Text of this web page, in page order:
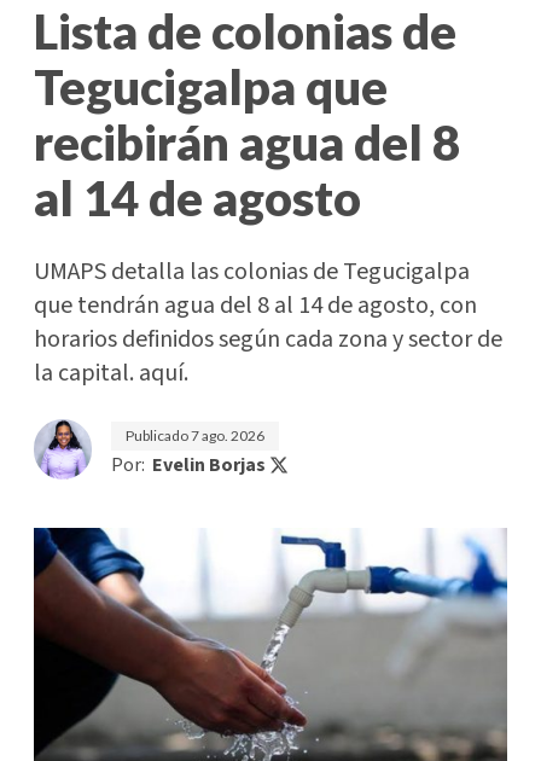
Lista de colonias de
Tegucigalpa que
recibirán agua del 8
al 14 de agosto
UMAPS detalla las colonias de Tegucigalpa
que tendrán agua del 8 al 14 de agosto, con
horarios definidos según cada zona y sector de
la capital. aquí.
Publicado7 ago. 2026
Por: Evelin Borjas